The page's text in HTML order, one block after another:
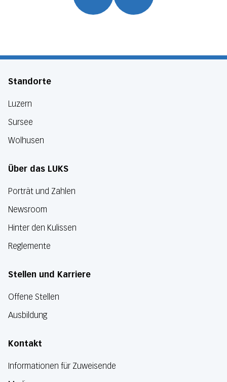
Standorte
Luzern
Sursee
Wolhusen
Über das LUKS
Porträt und Zahlen
Newsroom
Hinter den Kulissen
Reglemente
Stellen und Karriere
Offene Stellen
Ausbildung
Kontakt
Informationen für Zuweisende